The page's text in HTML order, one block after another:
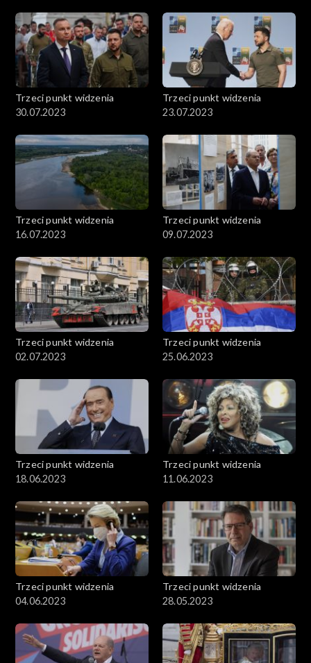
Trzeci punkt widzenia
30.07.2023
Trzeci punkt widzenia
23.07.2023
Trzeci punkt widzenia
16.07.2023
Trzeci punkt widzenia
09.07.2023
Trzeci punkt widzenia
02.07.2023
Trzeci punkt widzenia
25.06.2023
Trzeci punkt widzenia
18.06.2023
Trzeci punkt widzenia
11.06.2023
Trzeci punkt widzenia
04.06.2023
Trzeci punkt widzenia
28.05.2023